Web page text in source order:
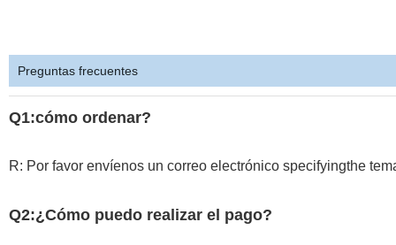
Preguntas frecuentes
Q1:cómo ordenar?
R: Por favor envíenos un correo electrónico specifyingthe
Q2:¿Cómo puedo realizar el pago?